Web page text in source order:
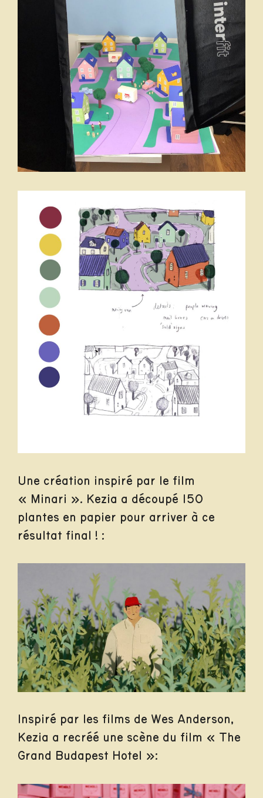
Une création inspiré par le film
« Minari ». Kezia a découpé 150
plantes en papier pour arriver à ce
résultat final ! :
Inspiré par les films de Wes Anderson,
Kezia a recréé une scène du film « The
Grand Budapest Hotel »: